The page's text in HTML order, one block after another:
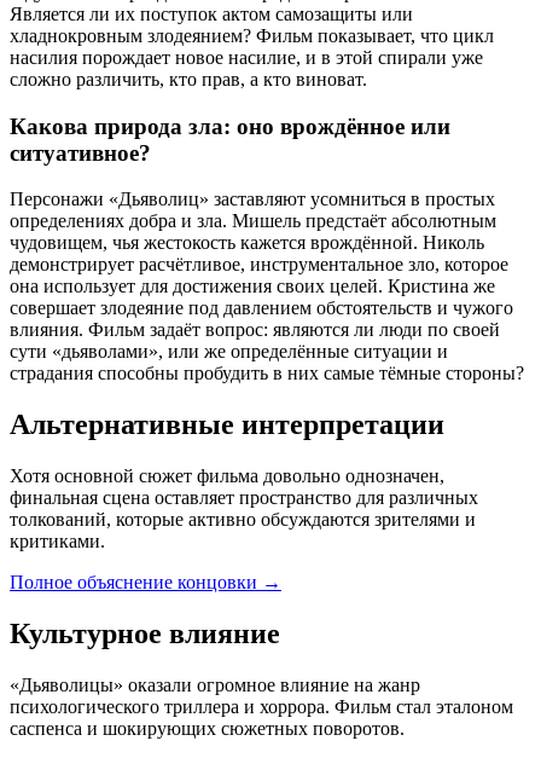
Является ли их поступок актом самозащиты или
хладнокровным злодеянием? Фильм показывает, что цикл
насилия порождает новое насилие, и в этой спирали уже
сложно различить, кто прав, а кто виноват.
Какова природа зла: оно врождённое или
ситуативное?
Персонажи «Дьяволиц» заставляют усомниться в простых
определениях добра и зла. Мишель предстаёт абсолютным
чудовищем, чья жестокость кажется врождённой. Николь
демонстрирует расчётливое, инструментальное зло, которое
она использует для достижения своих целей. Кристина же
совершает злодеяние под давлением обстоятельств и чужого
влияния. Фильм задаёт вопрос: являются ли люди по своей
сути «дьяволами», или же определённые ситуации и
страдания способны пробудить в них самые тёмные стороны?
Альтернативные интерпретации
Хотя основной сюжет фильма довольно однозначен,
финальная сцена оставляет пространство для различных
толкований, которые активно обсуждаются зрителями и
критиками.
Полное объяснение концовки →
Культурное влияние
«Дьяволицы» оказали огромное влияние на жанр
психологического триллера и хоррора. Фильм стал эталоном
саспенса и шокирующих сюжетных поворотов.